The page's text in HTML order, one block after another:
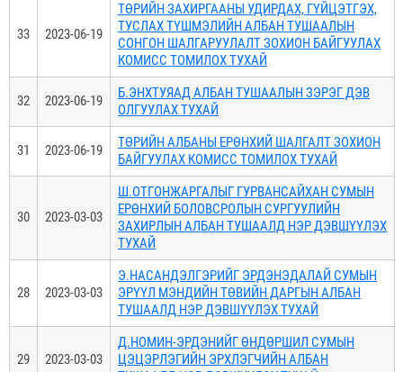
33 2023-06-19
ТӨРИЙН ЗАХИРГААНЫ УДИРДАХ, ГҮЙЦЭТГЭХ,
ТУСЛАХ ТҮШМЭЛИЙН АЛБАН ТУШААЛЫН
СОНГОН ШАЛГАРУУЛАЛТ ЗОХИОН БАЙГУУЛАХ
КОМИСС ТОМИЛОХ ТУХАЙ
32 2023-06-19
Б.ЭНХТУЯАД АЛБАН ТУШААЛЫН ЗЭРЭГ ДЭВ
ОЛГУУЛАХ ТУХАЙ
31 2023-06-19
ТӨРИЙН АЛБАНЫ ЕРӨНХИЙ ШАЛГАЛТ ЗОХИОН
БАЙГУУЛАХ КОМИСС ТОМИЛОХ ТУХАЙ
30 2023-03-03
Ш.ОТГОНЖАРГАЛЫГ ГУРВАНСАЙХАН СУМЫН
ЕРӨНХИЙ БОЛОВСРОЛЫН СУРГУУЛИЙН
ЗАХИРЛЫН АЛБАН ТУШААЛД НЭР ДЭВШҮҮЛЭХ
ТУХАЙ
28 2023-03-03
Э.НАСАНДЭЛГЭРИЙГ ЭРДЭНЭДАЛАЙ СУМЫН
ЭРҮҮЛ МЭНДИЙН ТӨВИЙН ДАРГЫН АЛБАН
ТУШААЛД НЭР ДЭВШҮҮЛЭХ ТУХАЙ
29 2023-03-03
Д.НОМИН-ЭРДЭНИЙГ ӨНДӨРШИЛ СУМЫН
ЦЭЦЭРЛЭГИЙН ЭРХЛЭГЧИЙН АЛБАН